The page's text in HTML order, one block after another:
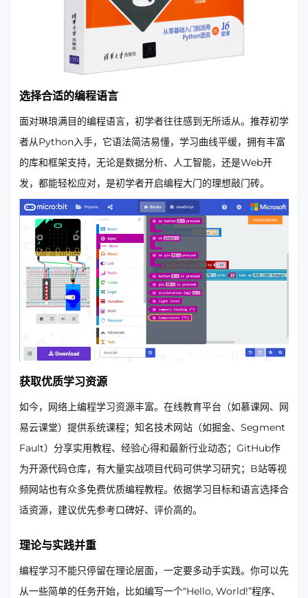
选择合适的编程语言
面对琳琅满目的编程语言，初学者往往感到无所适从。推荐初学
者从Python入手，它语法简洁易懂，学习曲线平缓，拥有丰富
的库和框架支持，无论是数据分析、人工智能，还是Web开
发，都能轻松应对，是初学者开启编程大门的理想敲门砖。
获取优质学习资源
如今，网络上编程学习资源丰富。在线教育平台（如慕课网、网
易云课堂）提供系统课程；知名技术网站（如掘金、Segment
Fault）分享实用教程、经验心得和最新行业动态；GitHub作
为开源代码仓库，有大量实战项目代码可供学习研究；B站等视
频网站也有众多免费优质编程教程。依据学习目标和语言选择合
适资源，建议优先参考口碑好、评价高的。
理论与实践并重
编程学习不能只停留在理论层面，一定要多动手实践。你可以先
从一些简单的任务开始，比如编写一个“Hello, World!”程序、